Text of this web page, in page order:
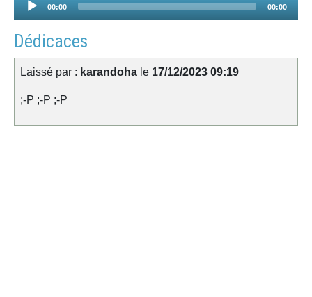
00:00 00:00
Dédicaces
Laissé par : karandoha le 17/12/2023 09:19
;-P ;-P ;-P